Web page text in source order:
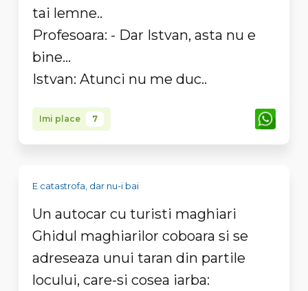
tai lemne..
Profesoara: - Dar Istvan, asta nu e
bine...
Istvan: Atunci nu me duc..
Imi place 7
E catastrofa, dar nu-i bai
Un autocar cu turisti maghiari
Ghidul maghiarilor coboara si se
adreseaza unui taran din partile
locului, care-si cosea iarba: